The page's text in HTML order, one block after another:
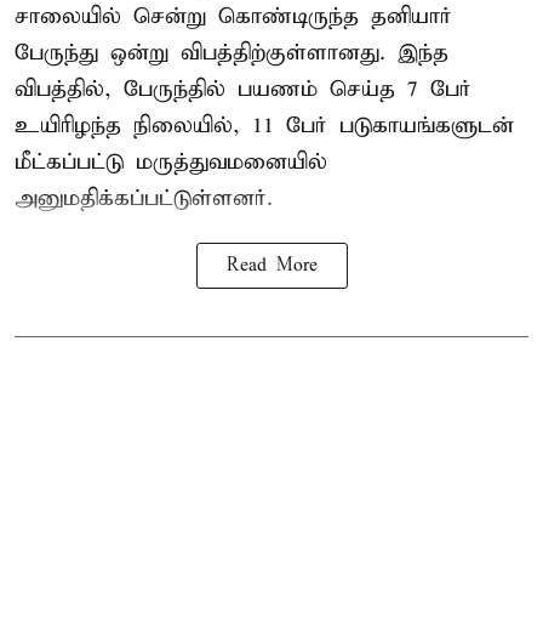
சாலையில் சென்று கொண்டிருந்த தனியார்
பேருந்து ஒன்று விபத்திற்குள்ளானது. இந்த
விபத்தில், பேருந்தில் பயணம் செய்த 7 பேர்
உயிரிழந்த நிலையில், 11 பேர் படுகாயங்களுடன்
மீட்கப்பட்டு மருத்துவமனையில்
அனுமதிக்கப்பட்டுள்ளனர்.
Read More